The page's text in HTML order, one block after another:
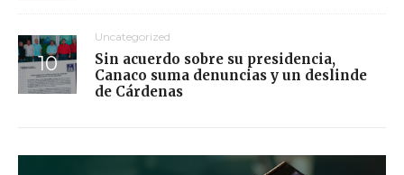
Uncategorized
Sin acuerdo sobre su presidencia,
Canaco suma denuncias y un deslinde
de Cárdenas